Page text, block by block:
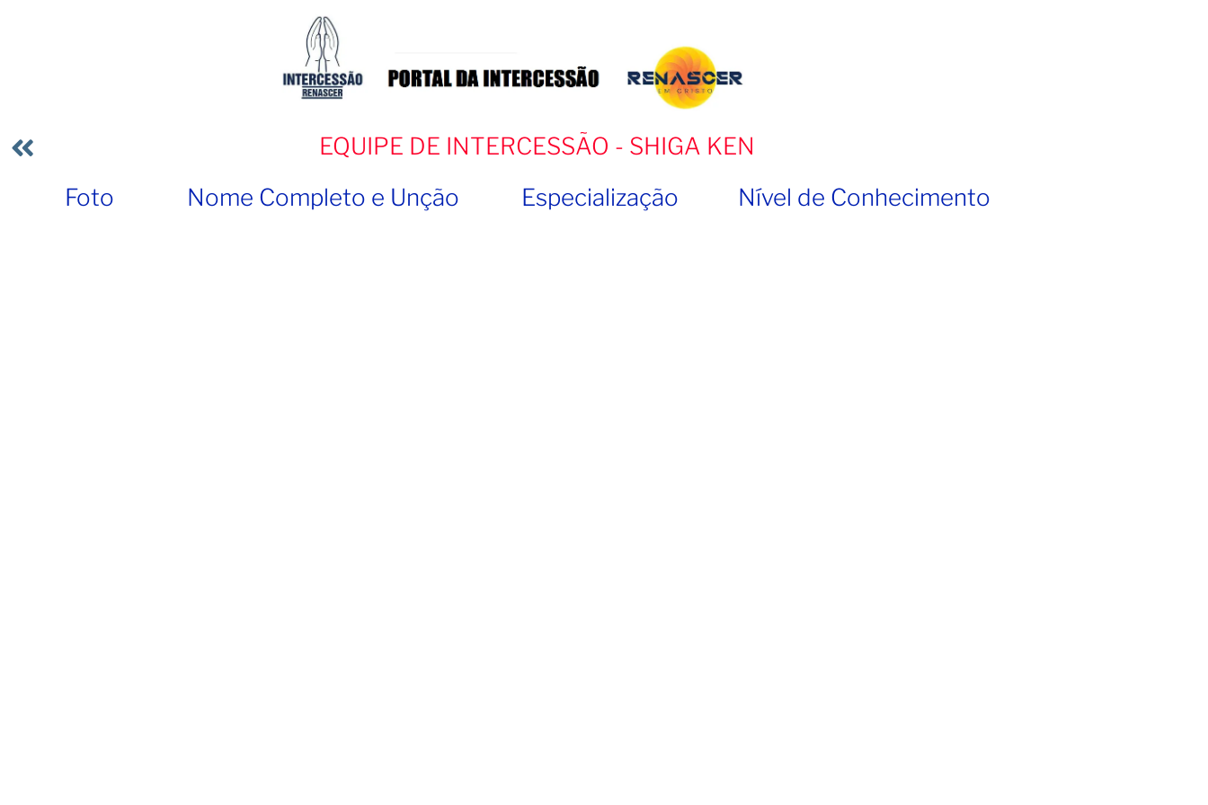
EQUIPE DE INTERCESSÃO - SHIGA KEN
Foto
Nome Completo e Unção Especialização Nível de Conhecimento